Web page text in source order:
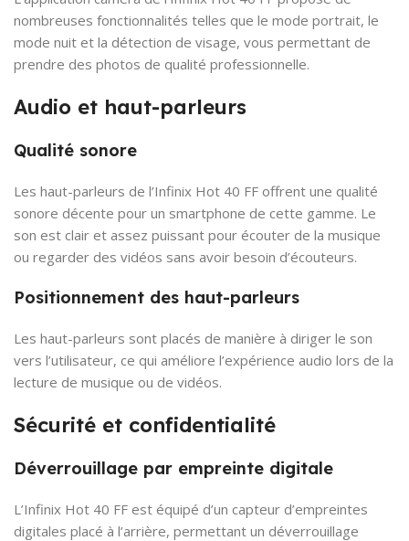
nombreuses fonctionnalités telles que le mode portrait, le
mode nuit et la détection de visage, vous permettant de
prendre des photos de qualité professionnelle.
Audio et haut-parleurs
Qualité sonore
Les haut-parleurs de l’Infinix Hot 40 FF offrent une qualité
sonore décente pour un smartphone de cette gamme. Le
son est clair et assez puissant pour écouter de la musique
ou regarder des vidéos sans avoir besoin d’écouteurs.
Positionnement des haut-parleurs
Les haut-parleurs sont placés de manière à diriger le son
vers l’utilisateur, ce qui améliore l’expérience audio lors de la
lecture de musique ou de vidéos.
Sécurité et confidentialité
Déverrouillage par empreinte digitale
L’Infinix Hot 40 FF est équipé d’un capteur d’empreintes
digitales placé à l’arrière, permettant un déverrouillage